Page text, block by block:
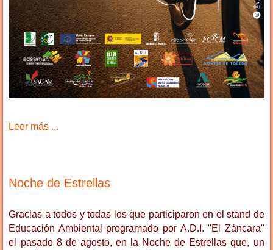
Leer más ...
Noche de Estrellas
Gracias a todos y todas los que participaron en el stand de
Educación Ambiental programado por A.D.I. "El Záncara"
el pasado 8 de agosto, en la Noche de Estrellas que, un